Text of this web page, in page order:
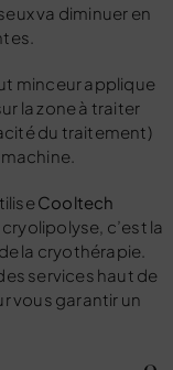
va diminuer en
minceur applique
la zone à traiter
du traitement)
Cooltech
c’est la
la cryothérapie.
services haut de
vous garantir un